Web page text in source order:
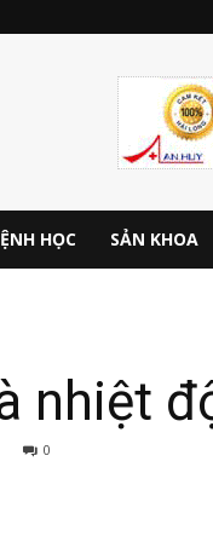
HỌC SẢN KHOA
nhiệt
0